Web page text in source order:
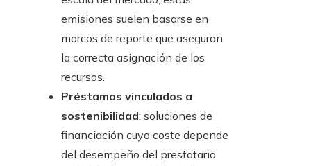
emisiones suelen basarse en
marcos de reporte que aseguran
la correcta asignación de los
recursos.
Préstamos vinculados a
sostenibilidad: soluciones de
financiación cuyo coste depende
del desempeño del prestatario